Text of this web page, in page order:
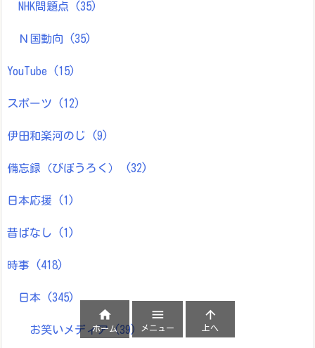
NHK問題点 (35)
Ｎ国動向 (35)
YouTube (15)
スポーツ (12)
伊田和楽河のじ (9)
備忘録（びぼうろく） (32)
日本応援 (1)
昔ばなし (1)
時事 (418)
日本 (345)
お笑いメディア(39)

ホーム

メニュー

上へ